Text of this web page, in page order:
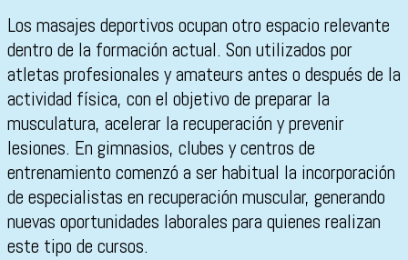
Los masajes deportivos ocupan otro espacio relevante
dentro de la formación actual. Son utilizados por
atletas profesionales y amateurs antes o después de la
actividad física, con el objetivo de preparar la
musculatura, acelerar la recuperación y prevenir
lesiones. En gimnasios, clubes y centros de
entrenamiento comenzó a ser habitual la incorporación
de especialistas en recuperación muscular, generando
nuevas oportunidades laborales para quienes realizan
este tipo de cursos.